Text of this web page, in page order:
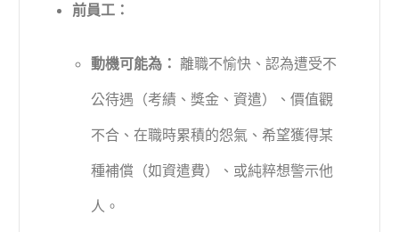
前員工：
動機可能為： 離職不愉快、認為遭受不
公待遇（考績、獎金、資遣）、價值觀
不合、在職時累積的怨氣、希望獲得某
種補償（如資遣費）、或純粹想警示他
人。